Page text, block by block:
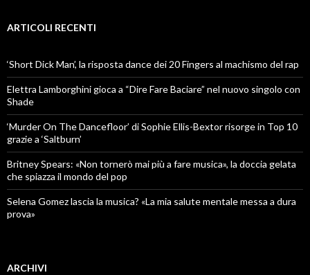
ARTICOLI RECENTI
‘Short Dick Man’, la risposta dance dei 20 Fingers al machismo del rap
Elettra Lamborghini gioca a “Dire Fare Baciare” nel nuovo singolo con
Shade
‘Murder On The Dancefloor’ di Sophie Ellis-Bextor risorge in Top 10
grazie a ‘Saltburn’
Britney Spears: «Non tornerò mai più a fare musica», la doccia gelata
che spiazza il mondo del pop
Selena Gomez lascia la musica? «La mia salute mentale messa a dura
prova»
ARCHIVI